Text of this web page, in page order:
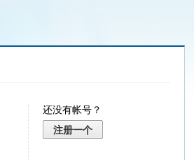
还没有帐号？
注册一个